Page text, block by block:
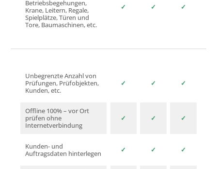
Betriebsbegehungen,
Krane, Leitern, Regale,
Spielplätze, Türen und
Tore, Baumaschinen, etc.
✓ ✓ ✓
Unbegrenzte Anzahl von
Prüfungen, Prüfobjekten,
Kunden, etc.
Offline 100% – vor Ort
prüfen ohne
Internetverbindung
Kunden- und
Auftragsdaten hinterlegen
✓
✓
✓
✓
✓
✓
✓
✓
✓